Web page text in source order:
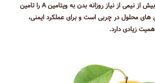
تنها یک عدد خرمالو بیش از نیمی از نیاز روزانه بدن به ویتامین A را تامین
های محلول در چربی است و برای عملکرد ایمنی،
زیادی دارد.